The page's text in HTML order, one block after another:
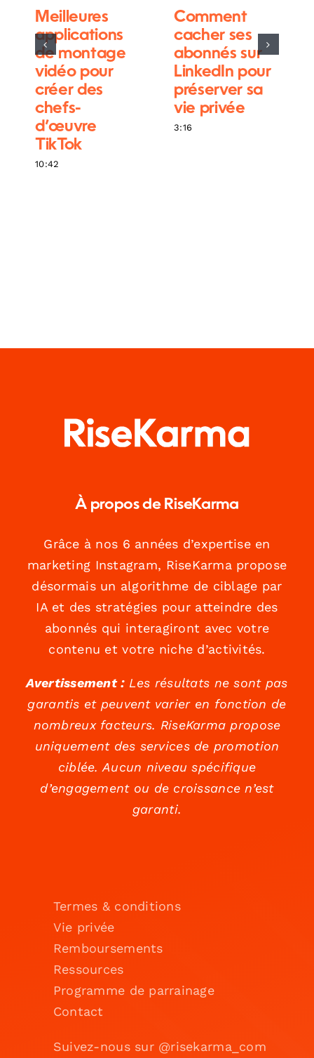
Meilleures
applications
de montage
vidéo pour
créer des
chefs-
d’œuvre
TikTok
10:42
Comment
cacher ses
abonnés sur
LinkedIn pour
préserver sa
vie privée
3:16
À propos de RiseKarma
Grâce à nos 6 années d’expertise en
marketing Instagram, RiseKarma propose
désormais un algorithme de ciblage par
IA et des stratégies pour atteindre des
abonnés qui interagiront avec votre
contenu et votre niche d’activités.
Avertissement :Les résultats ne sont pas
garantis et peuvent varier en fonction de
nombreux facteurs. RiseKarma propose
uniquement des services de promotion
ciblée. Aucun niveau spécifique
d’engagement ou de croissance n’est
garanti.
Termes & conditions
Vie privée
Remboursements
Ressources
Programme de parrainage
Contact
Suivez-nous sur @risekarma_com